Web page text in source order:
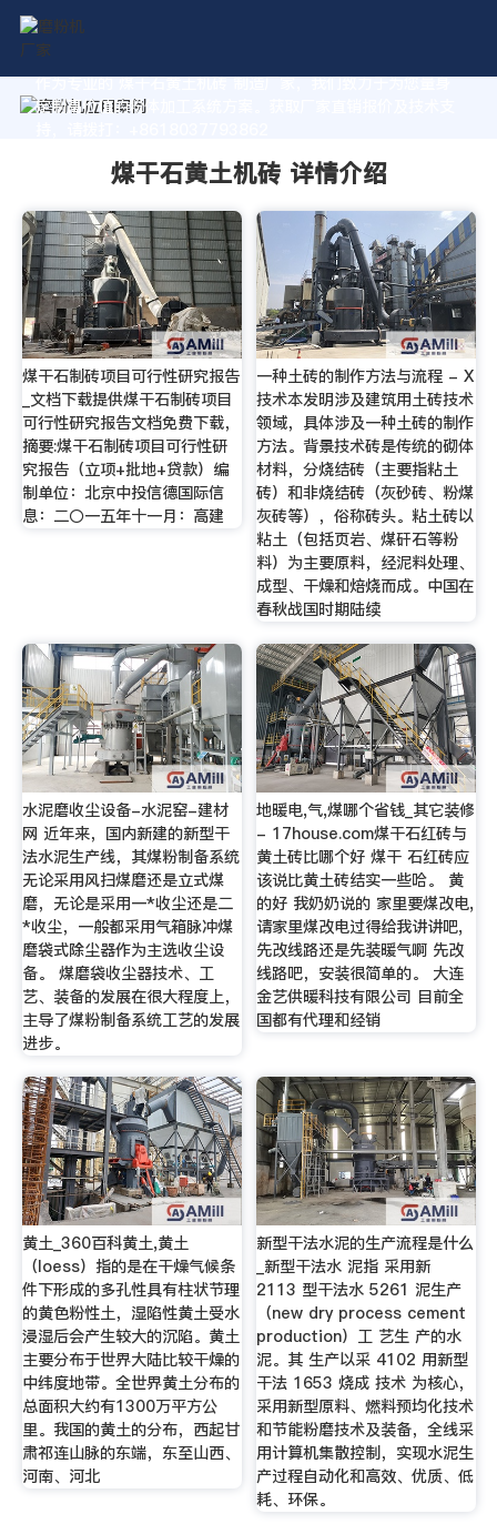
作为专业的 煤干石黄土机砖 制造厂家，我们致力于为您量身
定制高价值的粉体加工系统方案。获取厂家直销报价及技术支
煤干石黄土机砖 详情介绍
煤干石制砖项目可行性研究报告
_文档下载提供煤干石制砖项目
可行性研究报告文档免费下载，
摘要:煤干石制砖项目可行性研
究报告（立项+批地+贷款）编
制单位：北京中投信德国际信
息：二〇一五年十一月：高建
一种土砖的制作方法与流程 - X
技术本发明涉及建筑用土砖技术
领域，具体涉及一种土砖的制作
方法。背景技术砖是传统的砌体
材料，分烧结砖（主要指粘土
砖）和非烧结砖（灰砂砖、粉煤
灰砖等），俗称砖头。粘土砖以
粘土（包括页岩、煤矸石等粉
料）为主要原料，经泥料处理、
成型、干燥和焙烧而成。中国在
春秋战国时期陆续
水泥磨收尘设备-水泥窑-建材
网 近年来，国内新建的新型干
法水泥生产线，其煤粉制备系统
无论采用风扫煤磨还是立式煤
磨，无论是采用一*收尘还是二
*收尘，一般都采用气箱脉冲煤
磨袋式除尘器作为主选收尘设
备。 煤磨袋收尘器技术、工
艺、装备的发展在很大程度上，
主导了煤粉制备系统工艺的发展
进步。
地暖电,气,煤哪个省钱_其它装修
- 17house.com煤干石红砖与
黄土砖比哪个好 煤干 石红砖应
该说比黄土砖结实一些哈。 黄
的好 我奶奶说的 家里要煤改电,
请家里煤改电过得给我讲讲吧,
先改线路还是先装暖气啊 先改
线路吧，安装很简单的。 大连
金艺供暖科技有限公司 目前全
国都有代理和经销
黄土_360百科黄土,黄土
（loess）指的是在干燥气候条
件下形成的多孔性具有柱状节理
的黄色粉性土，湿陷性黄土受水
浸湿后会产生较大的沉陷。黄土
主要分布于世界大陆比较干燥的
中纬度地带。全世界黄土分布的
总面积大约有1300万平方公
里。我国的黄土的分布，西起甘
肃祁连山脉的东端，东至山西、
河南、河北
新型干法水泥的生产流程是什么
_新型干法水 泥指 采用新
2113 型干法水 5261 泥生产
（new dry process cement
production）工 艺生 产的水
泥。其 生产以采 4102 用新型
干法 1653 烧成 技术 为核心，
采用新型原料、燃料预均化技术
和节能粉磨技术及装备，全线采
用计算机集散控制，实现水泥生
产过程自动化和高效、优质、低
耗、环保。